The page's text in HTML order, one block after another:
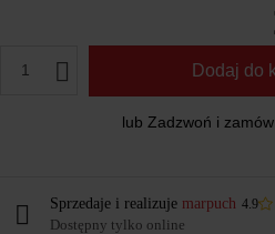
1 Dodaj do
lub Zadzwoń i zamów
Sprzedaje i realizuje marpuch 4.9
Dostępny tylko online